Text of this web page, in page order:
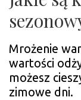
Mrożenie
wartości
możesz
zimowe dni.